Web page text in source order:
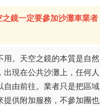
之鏡一定要參加沙灘車業者
用。天空之鏡的本質是自然
出現在公共沙灘上，任何人
自由前往。業者只是把區域
提供附加服務，不參加團也